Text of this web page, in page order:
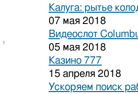
Калуга: рытье
07 мая 2018
Видеослот
05 мая 2018
Казино 777
15 апреля 2018
Ускоряем поиск
1